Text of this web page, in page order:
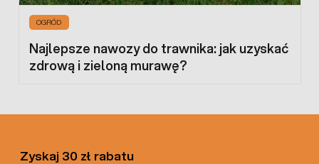
OGRÓD
Najlepsze nawozy do trawnika: jak uzyskać
zdrową i zieloną murawę?
Zyskaj 30 zł rabatu